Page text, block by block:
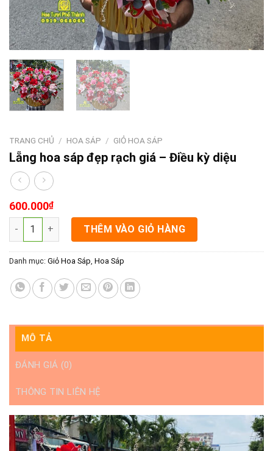
TRANG CHỦ / HOA SÁP / GIỎ HOA SÁP
Lẵng hoa sáp đẹp rạch giá – Điều kỳ diệu
600.000₫
Lẵng hoa sáp đẹp rạch giá - Điều kỳ diệu số lượng
THÊM VÀO GIỎ HÀNG
Danh mục: Giỏ Hoa Sáp Hoa Sáp
MÔ TẢ
ĐÁNH GIÁ (0)
THÔNG TIN LIÊN HỆ